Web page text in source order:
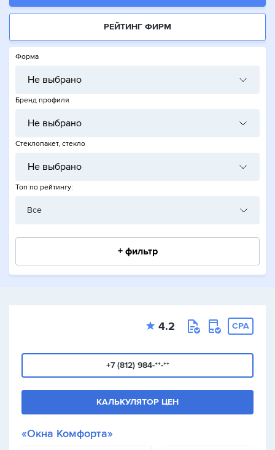
РЕЙТИНГ ФИРМ
Форма
Не выбрано
Бренд профиля
Не выбрано
Стеклопакет, стекло
Не выбрано
Топ по рейтингу:
Все
+ фильтр
4.2 CPA
+7 (812) 984-**-**
КАЛЬКУЛЯТОР ЦЕН
«Окна Комфорта»